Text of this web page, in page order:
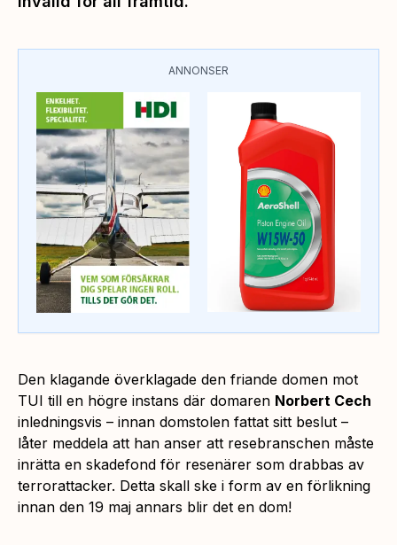
ANNONSER
Den klagande överklagade den friande domen mot
TUI till en högre instans där domaren Norbert Cech
inledningsvis – innan domstolen fattat sitt beslut –
låter meddela att han anser att resebranschen måste
inrätta en skadefond för resenärer som drabbas av
terrorattacker. Detta skall ske i form av en förlikning
innan den 19 maj annars blir det en dom!